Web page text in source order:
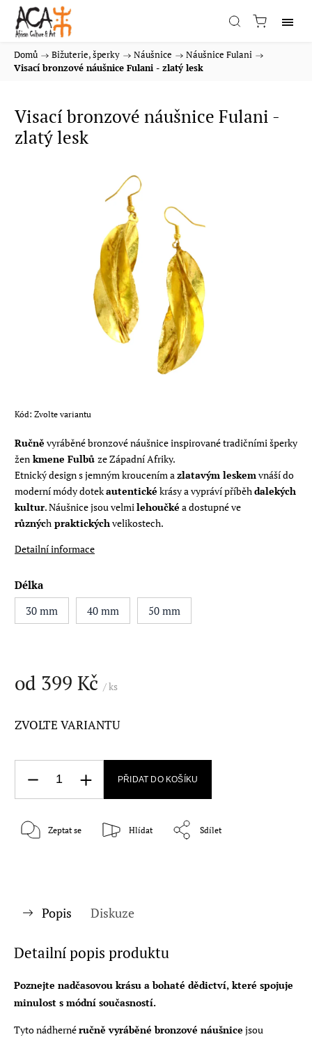
Domů / Bižuterie, šperky / Náušnice / Náušnice Fulani /
Visací bronzové náušnice Fulani - zlatý lesk
Visací bronzové náušnice Fulani -
zlatý lesk
Kód: Zvolte variantu
Ručně vyráběné bronzové náušnice inspirované tradičními šperky
žen kmene Fulbů ze Západní Afriky.
Etnický design s jemným kroucením a zlatavým leskemvnáší do
moderní módy dotekautentické krásy a vypráví příběh dalekých
kultur. Náušnice jsou velmi lehoučké a dostupné ve
různých praktickýchvelikostech.
Detailní informace
Délka
30 mm
40 mm 50 mm
od 399 Kč / ks
ZVOLTE VARIANTU
PŘIDAT DO KOŠÍKU
Zeptat se Hlídat Sdílet
Popis Diskuze
Detailní popis produktu
Poznejte nadčasovou krásu a bohaté dědictví, které spojuje
minulost s módní současností.
Tyto nádhernéručně vyráběné bronzové náušnice jsou